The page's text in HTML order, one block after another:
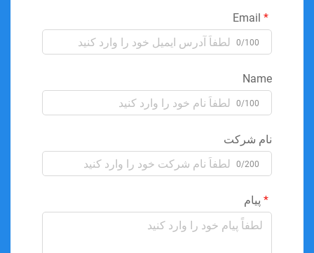
0/100
Name
0/100
نام شرکت
0/200
پیام